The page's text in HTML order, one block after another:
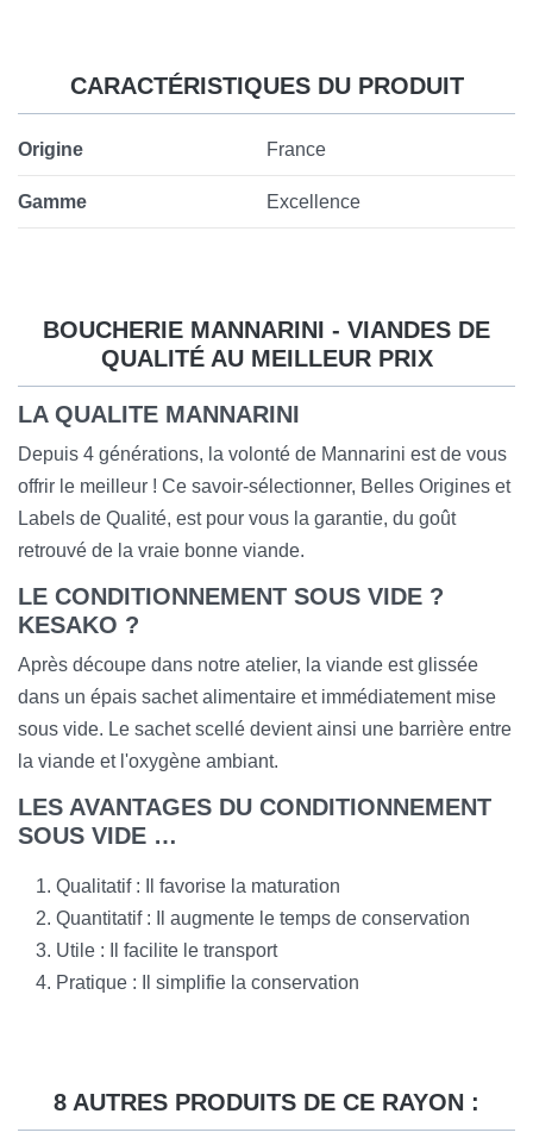
CARACTÉRISTIQUES DU PRODUIT
Origine France
Gamme Excellence
BOUCHERIE MANNARINI - VIANDES DE
QUALITÉ AU MEILLEUR PRIX
LA QUALITE MANNARINI
Depuis 4 générations, la volonté de Mannarini est de vous
offrir le meilleur ! Ce savoir-sélectionner, Belles Origines et
Labels de Qualité, est pour vous la garantie, du goût
retrouvé de la vraie bonne viande.
LE CONDITIONNEMENT SOUS VIDE ?
KESAKO ?
Après découpe dans notre atelier, la viande est glissée
dans un épais sachet alimentaire et immédiatement mise
sous vide. Le sachet scellé devient ainsi une barrière entre
la viande et l'oxygène ambiant.
LES AVANTAGES DU CONDITIONNEMENT
SOUS VIDE …
Qualitatif : Il favorise la maturation
Quantitatif : Il augmente le temps de conservation
Utile : Il facilite le transport
Pratique : Il simplifie la conservation
8 AUTRES PRODUITS DE CE RAYON :